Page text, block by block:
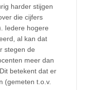
harder stijgen
die cijfers
Iedere hogere
al kan dat
stegen de
meer dan
betekent dat er
(gemeten t.o.v.